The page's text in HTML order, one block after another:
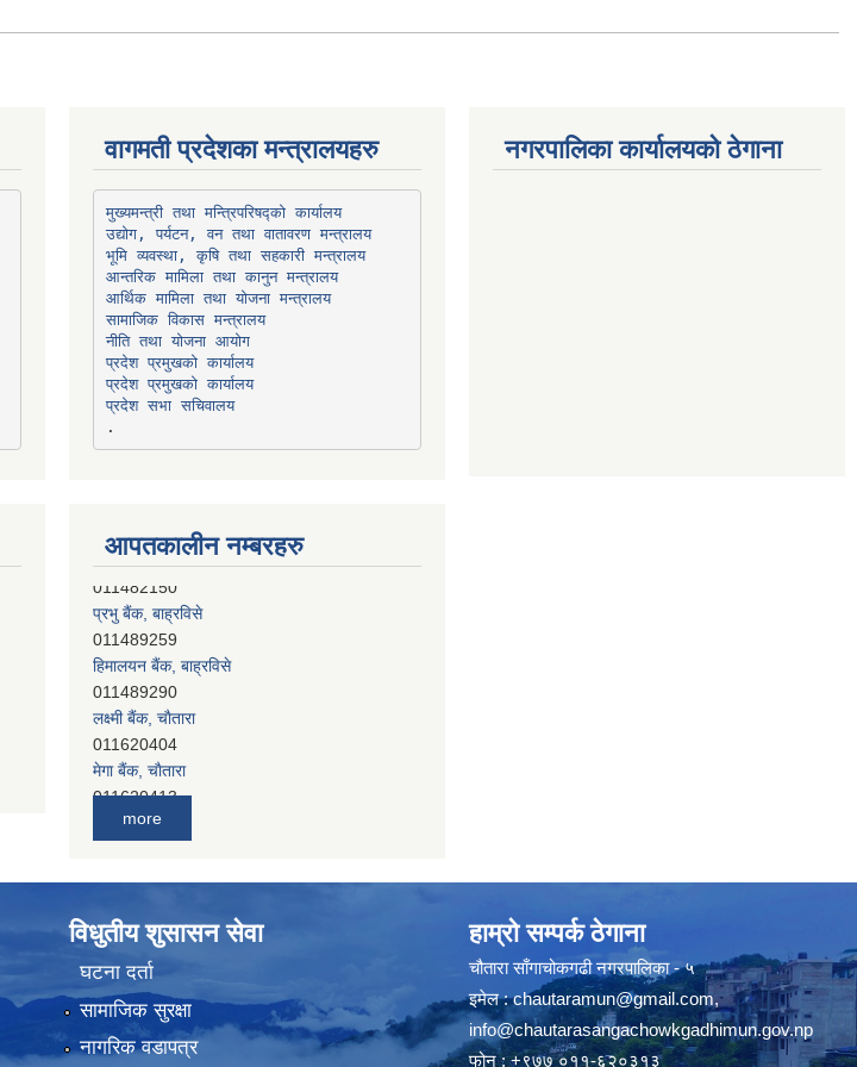
वागमती प्रदेशका मन्त्रालयहरु
मुख्यमन्त्री तथा मन्त्रिपरिषद्को कार्यालय
उद्योग, पर्यटन, वन तथा वातावरण मन्त्रालय
भूमि व्यवस्था, कृषि तथा सहकारी मन्त्रालय
आन्तरिक मामिला तथा कानुन मन्त्रालय
आर्थिक मामिला तथा योजना मन्त्रालय
सामाजिक विकास मन्त्रालय
नीति तथा योजना आयोग
प्रदेश प्रमुखको कार्यालय
प्रदेश प्रमुखको कार्यालय
प्रदेश सभा सचिवालय
आपतकालीन नम्बरहरु
प्रभु बैंक, बाह्रविसे
011489259
हिमालयन बैंक, बाह्रविसे
011489290
लक्ष्मी बैंक, चाैतारा
011620404
मेगा बैंक, चाैतारा
011620413
011401005
011403051
सिभिल बैंक, मेलम्ची
011401055
नेपाल क्रेडिट एण्ड कमर्स बैंक, चाैतारा
011620402
more
नगरपालिका कार्यालयको ठेगाना
विधुतीय शुसासन सेवा
घटना दर्ता
सामाजिक सुरक्षा
नागरिक वडापत्र
हाम्रो सम्पर्क ठेगाना
चौतारा साँगाचोकगढी नगरपालिका - ५
इमेल :chautaramun@gmail.com,
info@chautarasangachowkgadhimun.gov.np
फोन : +९७७ ०११-६२०३१३